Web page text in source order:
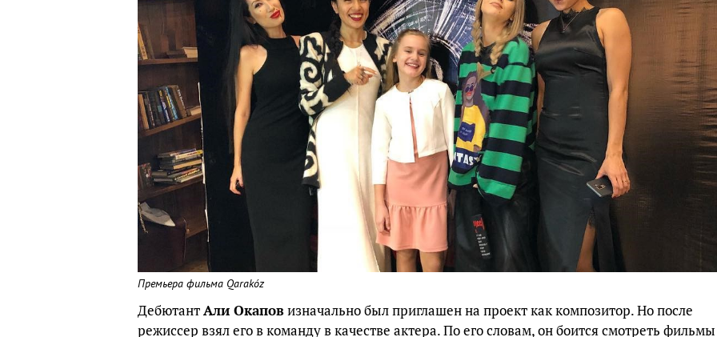
Премьера фильма Qarakóz
ДебютантАли Окаповизначально был приглашен на проект как композитор. Но после
режиссер взял его в команду в качестве актера. По его словам, он боится смотреть фильмы